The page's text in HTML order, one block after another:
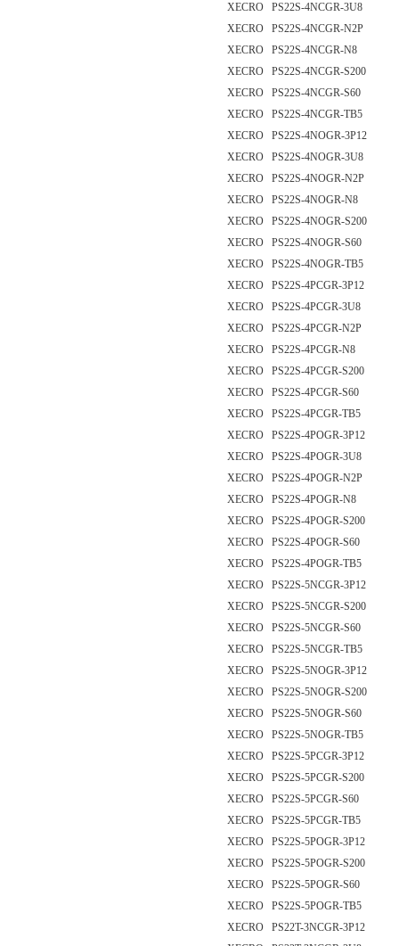
XECRO PS22S-4NCGR-3U8
XECRO PS22S-4NCGR-N2P
XECRO PS22S-4NCGR-N8
XECRO PS22S-4NCGR-S200
XECRO PS22S-4NCGR-S60
XECRO PS22S-4NCGR-TB5
XECRO PS22S-4NOGR-3P12
XECRO PS22S-4NOGR-3U8
XECRO PS22S-4NOGR-N2P
XECRO PS22S-4NOGR-N8
XECRO PS22S-4NOGR-S200
XECRO PS22S-4NOGR-S60
XECRO PS22S-4NOGR-TB5
XECRO PS22S-4PCGR-3P12
XECRO PS22S-4PCGR-3U8
XECRO PS22S-4PCGR-N2P
XECRO PS22S-4PCGR-N8
XECRO PS22S-4PCGR-S200
XECRO PS22S-4PCGR-S60
XECRO PS22S-4PCGR-TB5
XECRO PS22S-4POGR-3P12
XECRO PS22S-4POGR-3U8
XECRO PS22S-4POGR-N2P
XECRO PS22S-4POGR-N8
XECRO PS22S-4POGR-S200
XECRO PS22S-4POGR-S60
XECRO PS22S-4POGR-TB5
XECRO PS22S-5NCGR-3P12
XECRO PS22S-5NCGR-S200
XECRO PS22S-5NCGR-S60
XECRO PS22S-5NCGR-TB5
XECRO PS22S-5NOGR-3P12
XECRO PS22S-5NOGR-S200
XECRO PS22S-5NOGR-S60
XECRO PS22S-5NOGR-TB5
XECRO PS22S-5PCGR-3P12
XECRO PS22S-5PCGR-S200
XECRO PS22S-5PCGR-S60
XECRO PS22S-5PCGR-TB5
XECRO PS22S-5POGR-3P12
XECRO PS22S-5POGR-S200
XECRO PS22S-5POGR-S60
XECRO PS22S-5POGR-TB5
XECRO PS22T-3NCGR-3P12